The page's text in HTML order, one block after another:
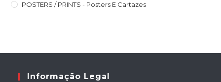
POSTERS / PRINTS - Posters E Cartazes
Informação Legal